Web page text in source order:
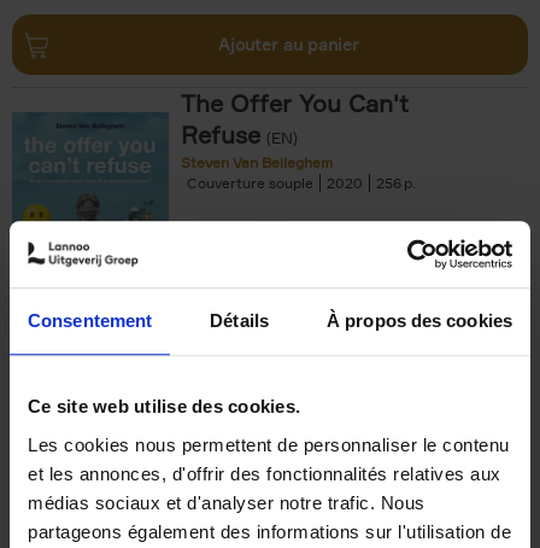
Consentement Détails À propos des cookies
Ce site web utilise des cookies.
Les cookies nous permettent de personnaliser le contenu
et les annonces, d'offrir des fonctionnalités relatives aux
médias sociaux et d'analyser notre trafic. Nous
partageons également des informations sur l'utilisation de
Ajouter au panier
The Offer You Can't
Refuse (EN)
Steven Van Belleghem
Couverture souple
2020 256
€37,50
Building Bonds = Building
Business
Jochen Roef Jozefien De Feyter
Carolien Boom
Couverture souple
2025 200